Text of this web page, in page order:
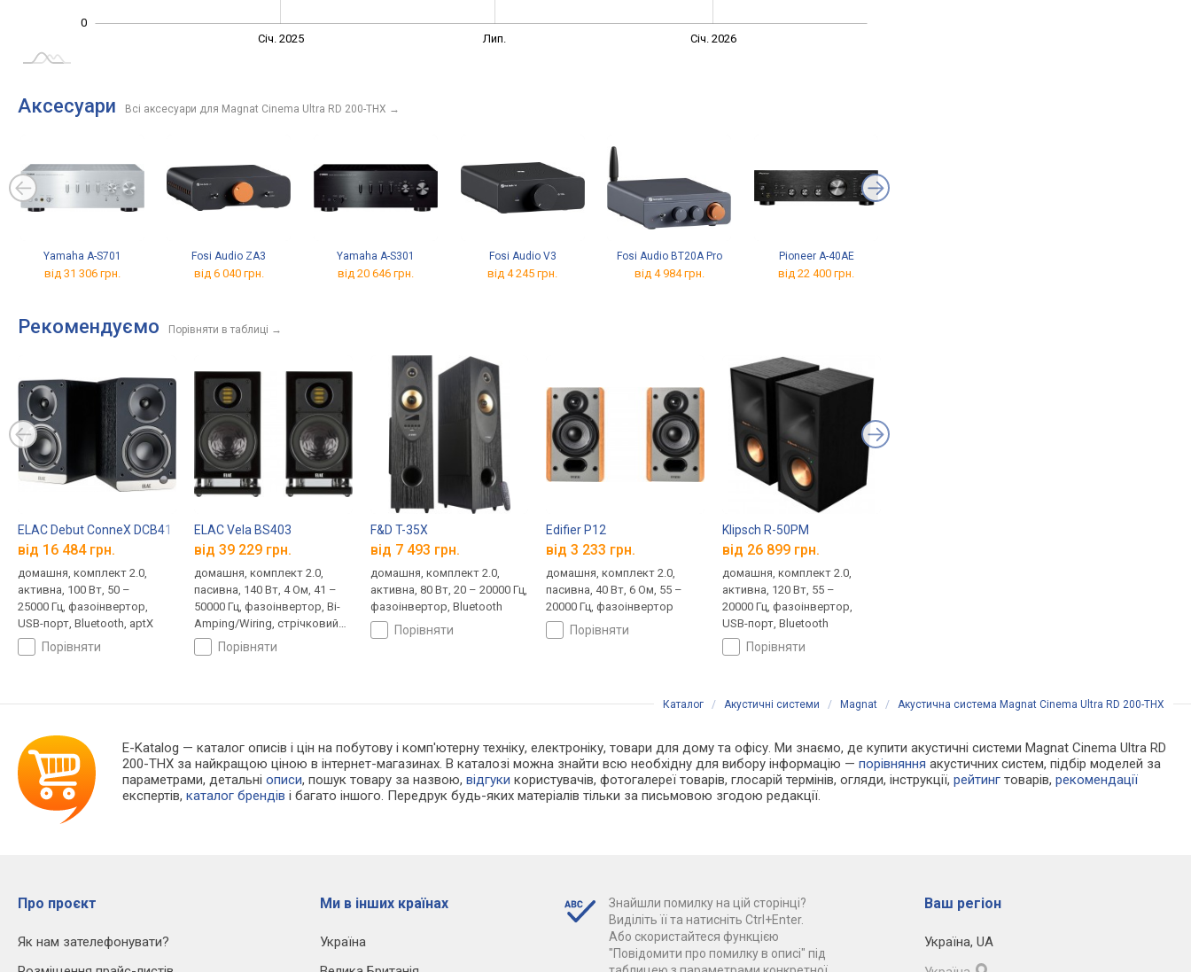
0
Січ. 2025 Лип. Січ. 2026
Аксесуари Всі аксесуари для Magnat Cinema Ultra RD 200-THX →
Yamaha A-S701
від 31 306 грн.
Fosi Audio ZA3
від 6 040 грн.
Yamaha A-S301
від 20 646 грн.
Fosi Audio V3
від 4 245 грн.
Fosi Audio BT20A Pro
від 4 984 грн.
Pioneer A-40AE
від 22 400 грн.
Рекомендуємо Порівняти в таблиці →
ELAC Debut ConneX DCB41
від 16 484 грн.
домашня, комплект 2.0,
активна, 100 Вт, 50 –
25000 Гц, фазоінвертор,
USB-порт, Bluetooth, aptX
порівняти
ELAC Vela BS403
від 39 229 грн.
домашня, комплект 2.0,
пасивна, 140 Вт, 4 Ом, 41 –
50000 Гц, фазоінвертор, Bi-
Amping/Wiring, стрічковий
випромінювач
порівняти
F&D T-35X
від 7 493 грн.
домашня, комплект 2.0,
активна, 80 Вт, 20 – 20000 Гц,
фазоінвертор, Bluetooth
порівняти
Edifier P12
від 3 233 грн.
домашня, комплект 2.0,
пасивна, 40 Вт, 6 Ом, 55 –
20000 Гц, фазоінвертор
порівняти
Klipsch R-50PM
від 26 899 грн.
домашня, комплект 2.0,
активна, 120 Вт, 55 –
20000 Гц, фазоінвертор,
USB-порт, Bluetooth
порівняти
Каталог / Акустичні системи / Magnat / Акустична система Magnat Cinema Ultra RD 200-THX
E-Katalog — каталог описів і цін на побутову і комп'ютерну техніку, електроніку, товари для дому та офісу. Ми знаємо, де купити акустичні системи Magnat Cinema Ultra RD
200-THX за найкращою ціною в інтернет-магазинах. В каталозі можна знайти всю необхідну для вибору інформацію —порівняння акустичних систем, підбір моделей за
параметрами, детальніописи, пошук товару за назвою,відгуки користувачів, фотогалереї товарів, глосарій термінів, огляди, інструкції,рейтинг товарів,рекомендації
експертів,каталог брендів і багато іншого. Передрук будь-яких матеріалів тільки за письмовою згодою редакції.
Про проєкт
Як нам зателефонувати?
Ми в інших країнах
Україна
Знайшли помилку на цій сторінці?
Виділіть її та натисніть Ctrl+Enter.
Або скористайтеся функцією
"Повідомити про помилку в описі" під
Ваш регіон
Україна, UA